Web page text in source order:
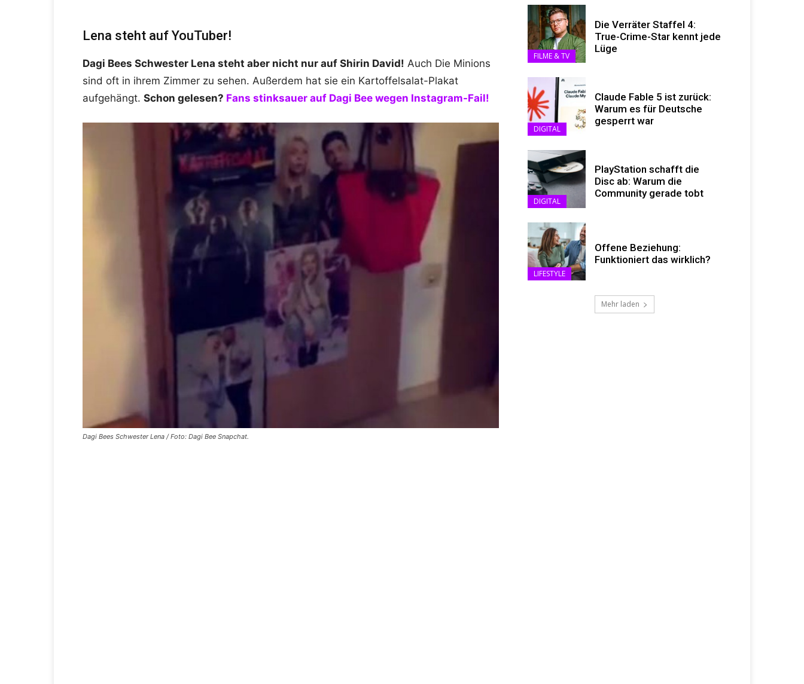
Lena steht auf YouTuber!
Dagi Bees Schwester Lena steht aber nicht nur auf Shirin David! Auch Die Minions
sind oft in ihrem Zimmer zu sehen. Außerdem hat sie ein Kartoffelsalat-Plakat
aufgehängt. Schon gelesen? Fans stinksauer auf Dagi Bee wegen Instagram-Fail!
Dagi Bees Schwester Lena / Foto: Dagi Bee Snapchat.
FILME & TV
Die Verräter Staffel 4:
True-Crime-Star kennt jede
Lüge
DIGITAL
Claude Fable 5 ist zurück:
Warum es für Deutsche
gesperrt war
DIGITAL
PlayStation schafft die
Disc ab: Warum die
Community gerade tobt
LIFESTYLE
Offene Beziehung:
Funktioniert das wirklich?
Mehr laden